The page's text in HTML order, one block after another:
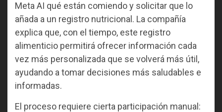
Meta AI qué están comiendo y solicitar que lo
añada a un registro nutricional. La compañía
explica que, con el tiempo, este registro
alimenticio permitirá ofrecer información cada
vez más personalizada que se volverá más útil,
ayudando a tomar decisiones más saludables e
informadas.
El proceso requiere cierta participación manual: